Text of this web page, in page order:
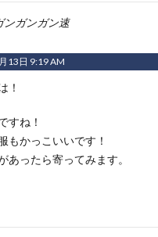
ンガンガン速
13日 9:19 AM
！
すね！
もかっこいいです！
あったら寄ってみます。